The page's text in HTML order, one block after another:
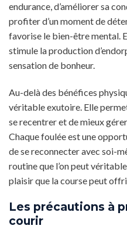
endurance, d’améliorer sa
profiter d’un moment de
favorise le bien-être mental.
stimule la production
sensation de bonheur.
Au-delà des bénéfices
véritable exutoire. Elle
se recentrer et de mieux
Chaque foulée est une
de se reconnecter avec soi-
routine que l’on peut
plaisir que la course peut
Les précautions à
courir